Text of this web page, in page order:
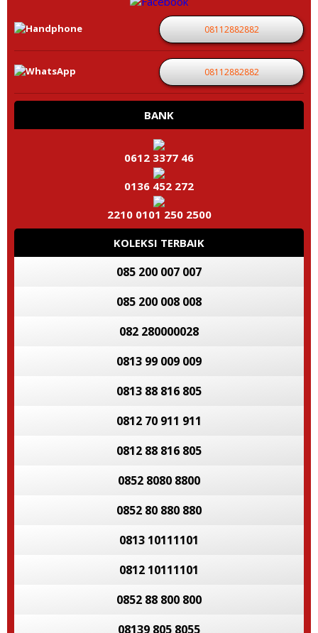
08112882882
08112882882
BANK
0612 3377 46
0136 452 272
2210 0101 250 2500
KOLEKSI TERBAIK
085 200 007 007
085 200 008 008
082 280000028
0813 99 009 009
0813 88 816 805
0812 70 911 911
0812 88 816 805
0852 8080 8800
0852 80 880 880
0813 10111101
0812 10111101
0852 88 800 800
08139 805 8055